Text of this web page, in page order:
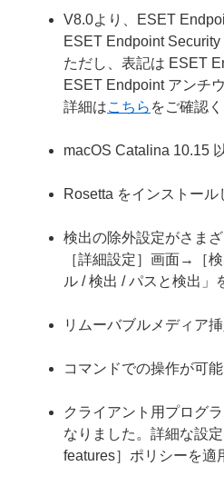
V8.0より、ESET
ESET Endpoint
ただし、表記は ESET
ESET Endpoint アンチ
詳細はこちら をご確認く
macOS Catalina 10.15
Rosetta をインストー
検出の除外設定がさま
［詳細設定］画面→［
ル / 検出 / パスと検出
リムーバブルメディア
コマンドでの操作が可能
クライアント用プログ
なりました。詳細な設
features］ポリシーを適